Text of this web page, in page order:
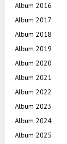
Album 2016
Album 2017
Album 2018
Album 2019
Album 2020
Album 2021
Album 2022
Album 2023
Album 2024
Album 2025